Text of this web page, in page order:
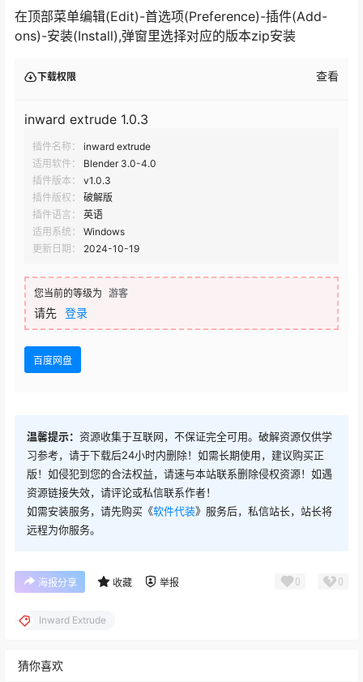
在顶部菜单编辑(Edit)-首选项(Preference)-插件(Add-
ons)-安装(Install),弹窗里选择对应的版本zip安装
下载权限 查看
inward extrude 1.0.3
插件名称：
inward extrude
适用软件：
Blender 3.0-4.0
插件版本：
v1.0.3
插件版权：
破解版
插件语言：
英语
适用系统：
Windows
更新日期：
2024-10-19
您当前的等级为 游客
请先 登录
百度网盘
温馨提示： 资源收集于互联网，不保证完全可用。破解资源仅供学
习参考，请于下载后24小时内删除！如需长期使用，建议购买正
版！如侵犯到您的合法权益，请速与本站联系删除侵权资源！如遇
资源链接失效，请评论或私信联系作者！
如需安装服务，请先购买《软件代装》服务后，私信站长，站长将
远程为你服务。
海报分享 收藏 举报 0 0
Inward Extrude
猜你喜欢